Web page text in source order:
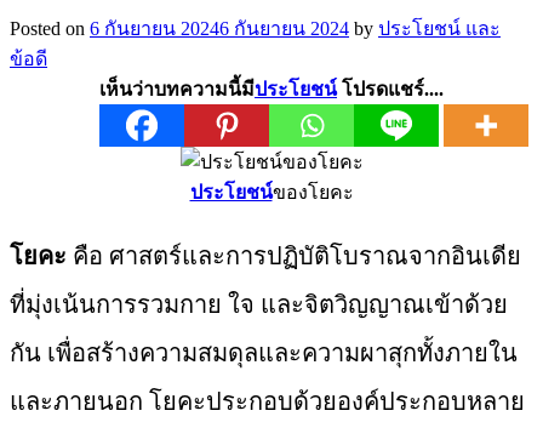
Posted on 6 กันยายน 20246 กันยายน 2024 by ประโยชน์ และ
ข้อดี
เห็นว่าบทความนี้มีประโยชน์โปรดแชร์....
ประโยชน์ของโยคะ
โยคะ คือ ศาสตร์และการปฏิบัติโบราณจากอินเดีย
ที่มุ่งเน้นการรวมกาย ใจ และจิตวิญญาณเข้าด้วย
กัน เพื่อสร้างความสมดุลและความผาสุกทั้งภายใน
และภายนอก โยคะประกอบด้วยองค์ประกอบหลาย